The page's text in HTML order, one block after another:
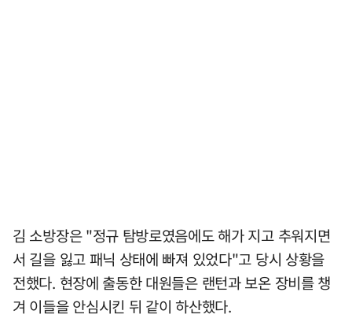
김 소방장은 "정규 탐방로였음에도 해가 지고 추워지면
서 길을 잃고 패닉 상태에 빠져 있었다"고 당시 상황을
전했다. 현장에 출동한 대원들은 랜턴과 보온 장비를 챙
겨 이들을 안심시킨 뒤 같이 하산했다.